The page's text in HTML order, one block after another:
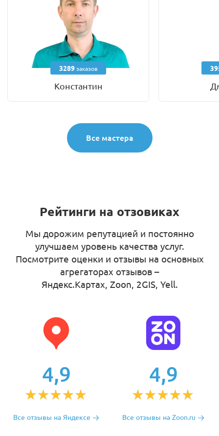
3289заказов
Константин
Все мастера
Рейтинги на отзовиках
Мы дорожим репутацией и постоянно
улучшаем уровень качества услуг.
Посмотрите оценки и отзывы на основных
агрегаторах отзывов –
Яндекс.Картах, Zoon, 2GIS, Yell.
4,9
Все отзывы на Яндексе
4,9
Все отзывы на Zoon.ru